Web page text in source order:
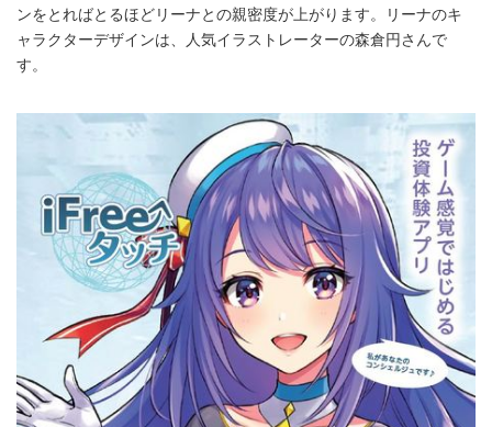
ンをとればとるほどリーナとの親密度が上がります。リーナのキ
ャラクターデザインは、人気イラストレーターの森倉円さんで
す。